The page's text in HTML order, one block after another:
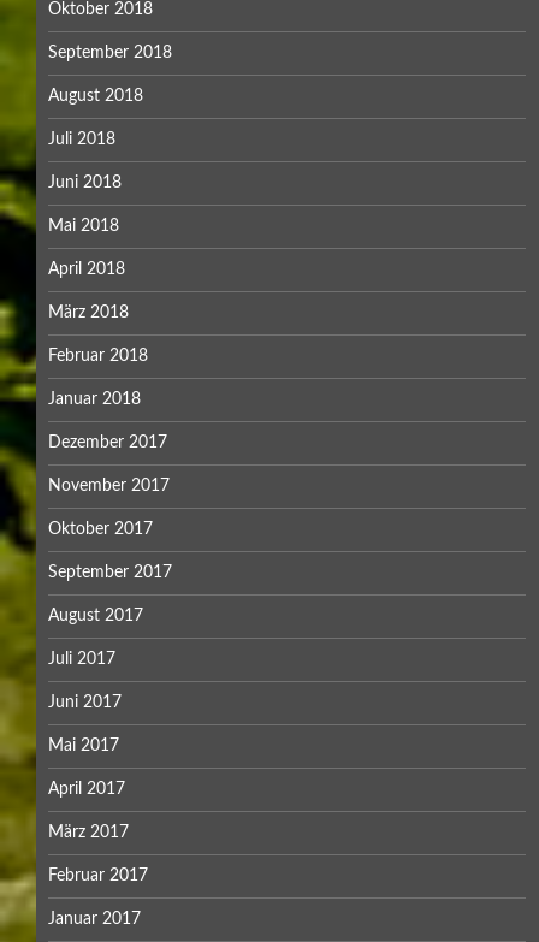
Oktober 2018
September 2018
August 2018
Juli 2018
Juni 2018
Mai 2018
April 2018
März 2018
Februar 2018
Januar 2018
Dezember 2017
November 2017
Oktober 2017
September 2017
August 2017
Juli 2017
Juni 2017
Mai 2017
April 2017
März 2017
Februar 2017
Januar 2017